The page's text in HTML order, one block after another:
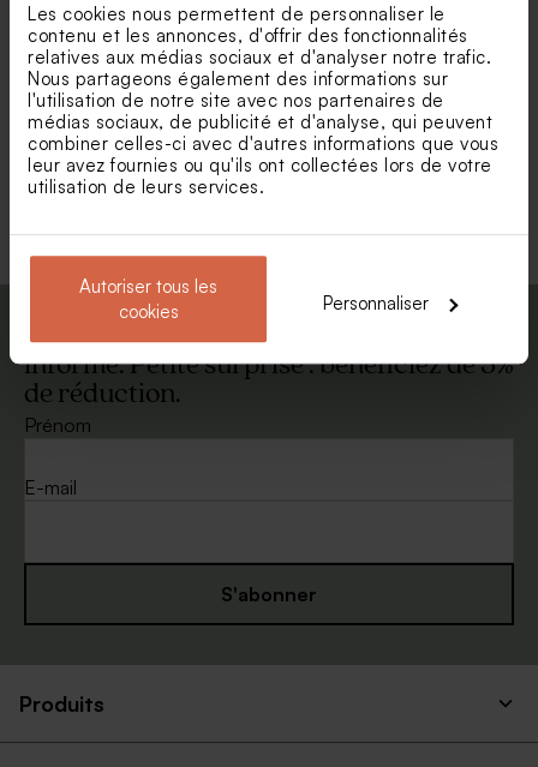
Les cookies nous permettent de personnaliser le
contenu et les annonces, d'offrir des fonctionnalités
relatives aux médias sociaux et d'analyser notre trafic.
Nous partageons également des informations sur
l'utilisation de notre site avec nos partenaires de
médias sociaux, de publicité et d'analyse, qui peuvent
combiner celles-ci avec d'autres informations que vous
leur avez fournies ou qu'ils ont collectées lors de votre
utilisation de leurs services.
Autoriser tous les
cookies
Personnaliser
Magnifique enveloppe
carrée blanche
Enveloppe blanche
autocollante
Voir toute la collection Enveloppe
Abonnez-vous à la newsletter et restez
informé. Petite surprise : bénéficiez de 5%
de réduction.
Prénom
E-mail
S'abonner
Produits